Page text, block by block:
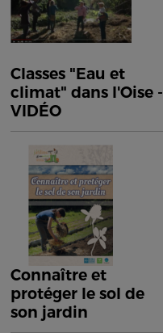
Classes "Eau et
climat" dans l'Oise -
VIDÉO
Connaître et
protéger le sol de
son jardin